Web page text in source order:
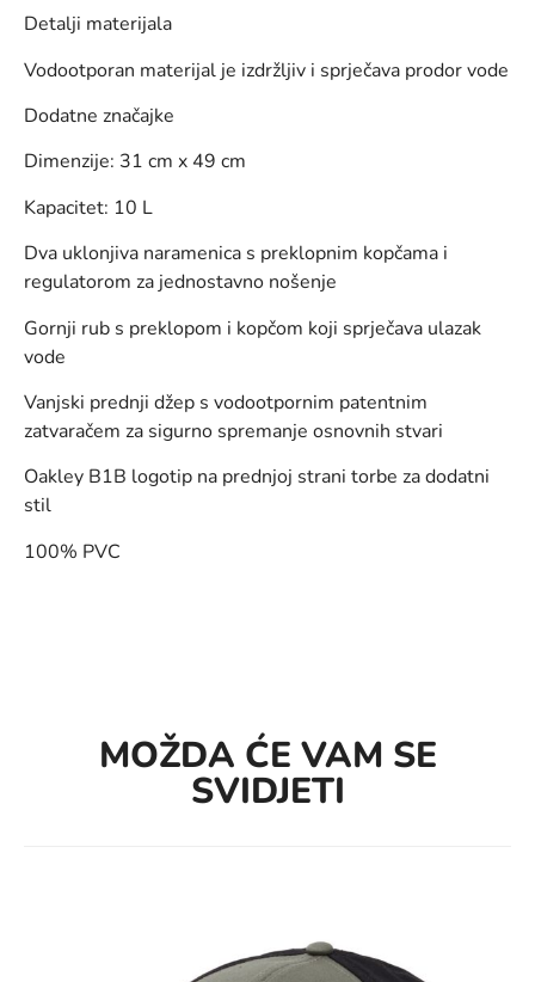
Detalji materijala
Vodootporan materijal je izdržljiv i sprječava prodor vode
Dodatne značajke
Dimenzije: 31 cm x 49 cm
Kapacitet: 10 L
Dva uklonjiva naramenica s preklopnim kopčama i
regulatorom za jednostavno nošenje
Gornji rub s preklopom i kopčom koji sprječava ulazak
vode
Vanjski prednji džep s vodootpornim patentnim
zatvaračem za sigurno spremanje osnovnih stvari
Oakley B1B logotip na prednjoj strani torbe za dodatni
stil
100% PVC
MOŽDA ĆE VAM SE
SVIDJETI